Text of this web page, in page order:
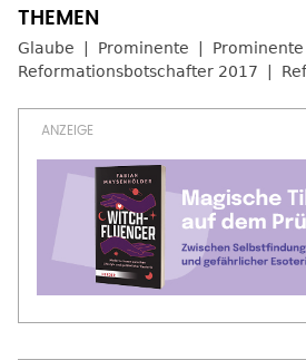
Glaube Prominente
Prominente
Reformationsbotschafter 2017